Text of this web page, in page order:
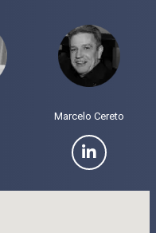
Marcelo Cereto